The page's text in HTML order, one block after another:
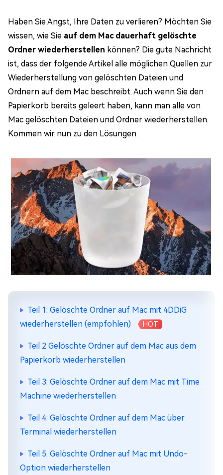
Haben Sie Angst, Ihre Daten zu verlieren? Möchten Sie
wissen, wie Sie auf dem Mac dauerhaft gelöschte
Ordner wiederherstellen können? Die gute Nachricht
ist, dass der folgende Artikel alle möglichen Quellen zur
Wiederherstellung von gelöschten Dateien und
Ordnern auf dem Mac beschreibt. Auch wenn Sie den
Papierkorb bereits geleert haben, kann man alle von
Mac gelöschten Dateien und Ordner wiederherstellen.
Kommen wir nun zu den Lösungen.
Teil 1: Gelöschte Ordner auf Mac mit 4DDiG
wiederherstellen (empfohlen)
HOT
Teil 2 Gelöschte Ordner auf dem Mac aus dem
Papierkorb wiederherstellen
Teil 3: Gelöschte Ordner auf dem Mac mit Time
Machine wiederherstellen
Teil 4: Gelöschte Ordner auf dem Mac über
Terminal wiederherstellen
Teil 5. Gelöschte Ordner auf Mac mit Undo-
Option wiederherstellen